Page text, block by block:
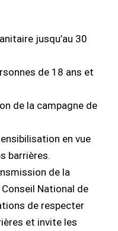
jusqu’au 30
de 18 ans et
de la campagne de
en vue
barrières.
de la
Conseil National de
de respecter
et invite les